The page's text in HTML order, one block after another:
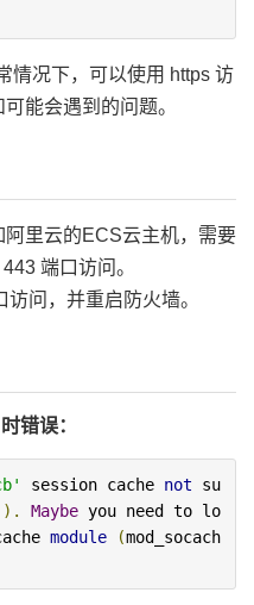
情况下，可以使用 https 访
能会遇到的问题。
里云的ECS云主机，需要
端口访问。
问，并重启防火墙。
错误：
session cache not su
). Maybe you need to lo
module (mod_socach